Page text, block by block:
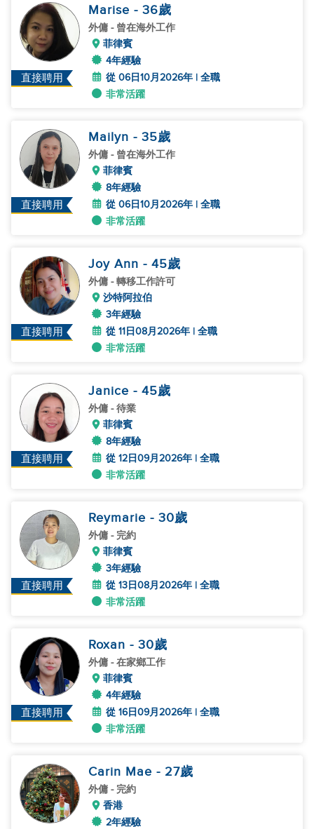
直接聘用
Marise - 36歲
外傭 - 曾在海外工作
菲律賓
4年經驗
從 06日10月2026年 | 全職
非常活躍
直接聘用
Mailyn - 35歲
外傭 - 曾在海外工作
菲律賓
8年經驗
從 06日10月2026年 | 全職
非常活躍
直接聘用
Joy Ann - 45歲
外傭 - 轉移工作許可
沙特阿拉伯
3年經驗
從 11日08月2026年 | 全職
非常活躍
直接聘用
Janice - 45歲
外傭 - 待業
菲律賓
8年經驗
從 12日09月2026年 | 全職
非常活躍
直接聘用
Reymarie - 30歲
外傭 - 完約
菲律賓
3年經驗
從 13日08月2026年 | 全職
非常活躍
直接聘用
Roxan - 30歲
外傭 - 在家鄉工作
菲律賓
4年經驗
從 16日09月2026年 | 全職
非常活躍
Carin Mae - 27歲
外傭 - 完約
香港
2年經驗